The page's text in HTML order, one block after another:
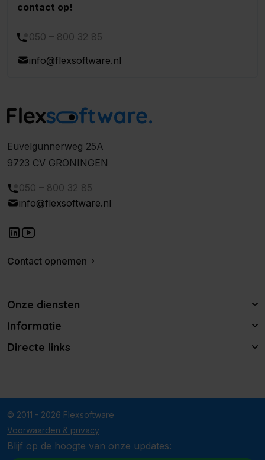
contact op!
050 – 800 32 85
info@flexsoftware.nl
Euvelgunnerweg 25A
9723 CV GRONINGEN
050 – 800 32 85
info@flexsoftware.nl
Contact opnemen
Onze diensten
Informatie
Directe links
© 2011 - 2026 Flexsoftware
Voorwaarden & privacy
Blijf op de hoogte van onze updates: